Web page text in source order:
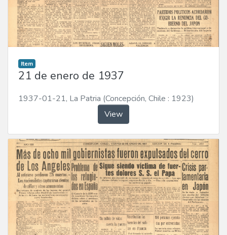
Item
21 de enero de 1937
1937-01-21, La Patria (Concepción, Chile : 1923)
View